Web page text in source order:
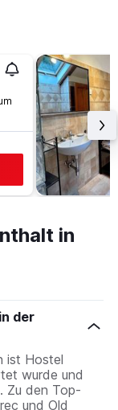
in
der
ist Hostel
wurde und
Zu den Top-
und Old